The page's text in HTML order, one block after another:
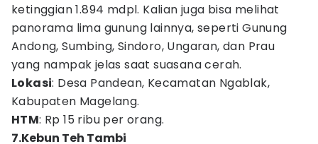
ketinggian 1.894 mdpl. Kalian juga bisa melihat
panorama lima gunung lainnya, seperti Gunung
Andong, Sumbing, Sindoro, Ungaran, dan Prau
yang nampak jelas saat suasana cerah.
Lokasi: Desa Pandean, Kecamatan Ngablak,
Kabupaten Magelang.
HTM: Rp 15 ribu per orang.
7.Kebun Teh Tambi